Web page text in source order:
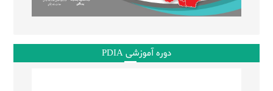
دوره آموزشی PDIA